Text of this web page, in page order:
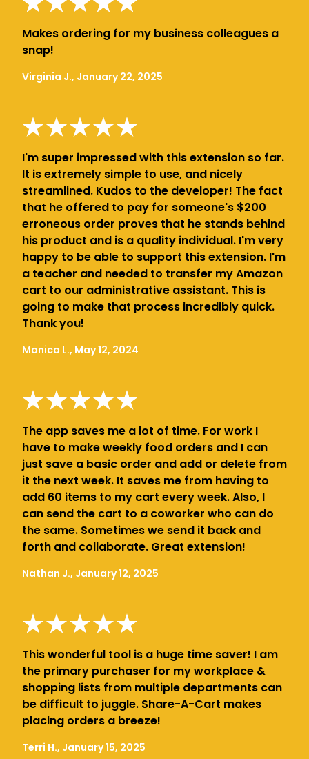
Makes ordering for my business colleagues a
snap!
Virginia J., January 22, 2025
I'm super impressed with this extension so far.
It is extremely simple to use, and nicely
streamlined. Kudos to the developer! The fact
that he offered to pay for someone's $200
erroneous order proves that he stands behind
his product and is a quality individual. I'm very
happy to be able to support this extension. I'm
a teacher and needed to transfer my Amazon
cart to our administrative assistant. This is
going to make that process incredibly quick.
Thank you!
Monica L., May 12, 2024
The app saves me a lot of time. For work I
have to make weekly food orders and I can
just save a basic order and add or delete from
it the next week. It saves me from having to
add 60 items to my cart every week. Also, I
can send the cart to a coworker who can do
the same. Sometimes we send it back and
forth and collaborate. Great extension!
Nathan J., January 12, 2025
This wonderful tool is a huge time saver! I am
the primary purchaser for my workplace &
shopping lists from multiple departments can
be difficult to juggle. Share-A-Cart makes
placing orders a breeze!
Terri H., January 15, 2025